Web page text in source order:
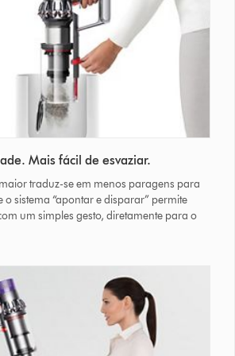
Mais fácil de esvaziar.
traduz-se em menos paragens para
o sistema “apontar e disparar” permite
um simples gesto, diretamente para o